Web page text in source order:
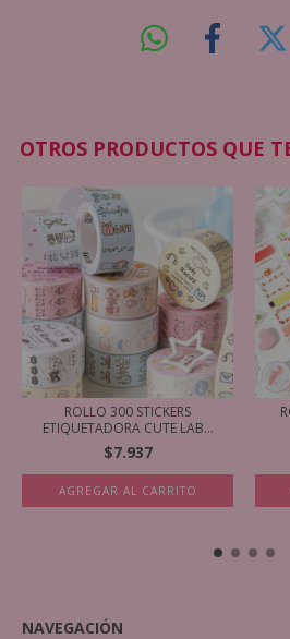
OTROS PRODUCTOS QUE
ROLLO 300 STICKERS
ETIQUETADORA CUTE LAB...
$7.937
AGREGAR AL CARRITO
NAVEGACIÓN